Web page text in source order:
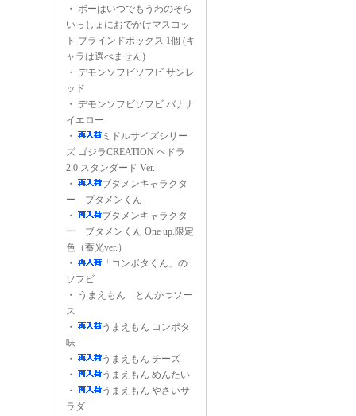
・ ボーはいつでもうわのそら
いっしょにおでかけマスコッ
ト ブラインドボックス 1個 (キ
ャラは選べません)
・ デモンソフビソフビ サンレ
ッド
・ デモンソフビソフビ バナナ
イエロー
・
ミドルサイズシリー
ズ ゴジラCREATION ヘドラ
2.0 スタンダード Ver.
・
ブタメンキャラクタ
ー ブタメンくん
・
ブタメンキャラクタ
ー ブタメンくん One up.限定
色（蓄光ver.）
・
「コンポタくん」の
ソフビ
・
うまえもん とんかつソー
ス
・
うまえもん コンポタ
味
・
うまえもん チーズ
・
うまえもん めんたい
・
うまえもん やさいサ
ラダ